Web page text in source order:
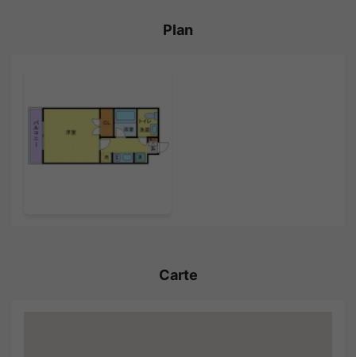
Plan
Carte